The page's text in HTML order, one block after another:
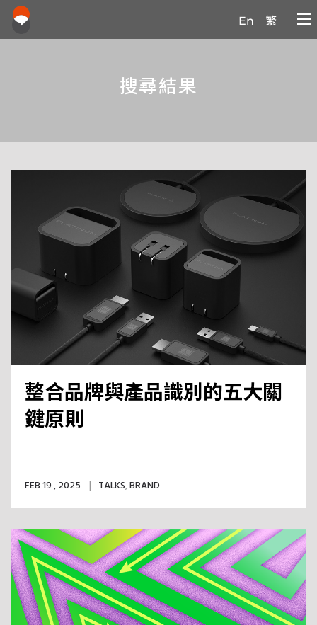
En 繁
搜尋結果
整合品牌與產品識別的五大關
鍵原則
FEB 19 , 2025 TALKS,BRAND